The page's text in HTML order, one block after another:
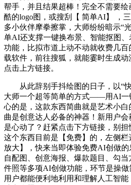
帮手，并且结果超棒！完全不需要
酷的logo图，或搜刮【 简单AI】 ，
多小伙伴摩拳擦掌，大师纷纷暗示“
单AI还支撑一键换布景、智能抠图、
功能，比拟市道上动不动就收费几
载软件，前往搜狐，就能霎时生成动
点击上方链接。
从此辞别手抖绘图的日子，以“快
大师一个超等简单的方式——用AI一
心的是，这款东西简曲就是艺术小
曲是创意达人必备的神器！新用户
是心动了？赶紧点击下方链接，别担
这个东西目前是【免费】的，左侧
放大】，快来当即体验免费AI创做
自配图、创意海报、爆款题目、勾
件照等多项AI创做功能，环节是操
用户都能便利地利用和理解人工智